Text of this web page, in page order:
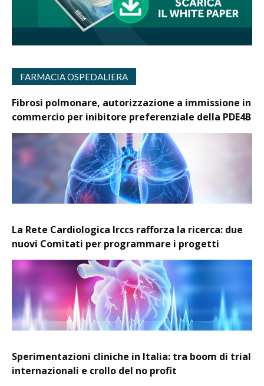
FARMACIA OSPEDALIERA
Fibrosi polmonare, autorizzazione a immissione in
commercio per inibitore preferenziale della PDE4B
La Rete Cardiologica Irccs rafforza la ricerca: due
nuovi Comitati per programmare i progetti
Sperimentazioni cliniche in Italia: tra boom di trial
internazionali e crollo del no profit